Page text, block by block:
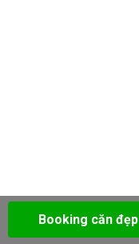
Booking căn đẹp